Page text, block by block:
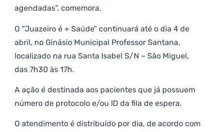
agendadas”, comemora.
O “Juazeiro é + Saúde” continuará até o dia 4 de
abril, no Ginásio Municipal Professor Santana,
localizado na rua Santa Isabel S/N – São Miguel,
das 7h30 às 17h.
A ação é destinada aos pacientes que já possuem
número de protocolo e/ou ID da fila de espera.
O atendimento é distribuído por dia, de acordo com